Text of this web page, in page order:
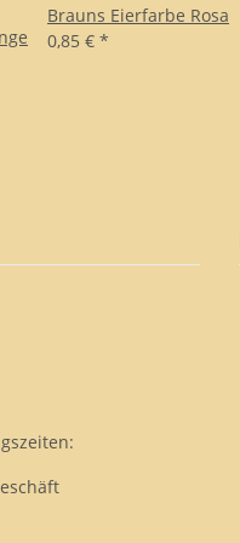
Brauns Eierfarbe Rosa
0,85 € *